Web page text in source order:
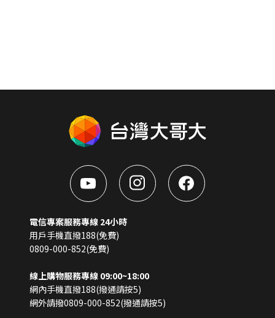
電信專案服務專線 24小時
用戶手機直撥188(免費)
0809-000-852(免費)
線上購物服務專線 09:00~18:00
網內手機直撥188(撥通請按5)
網外請撥0809-000-852(撥通請按5)